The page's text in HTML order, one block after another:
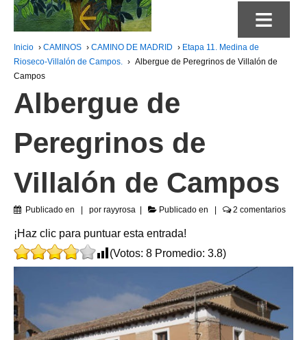
≡
Inicio › CAMINOS › CAMINO DE MADRID › Etapa 11. Medina de
Rioseco-Villalón de Campos. › Albergue de Peregrinos de Villalón de
Campos
Albergue de
Peregrinos de
Villalón de Campos
Publicado en por rayyrosa Publicado en 2 comentarios
¡Haz clic para puntuar esta entrada!
(Votos: 8 Promedio: 3.8)